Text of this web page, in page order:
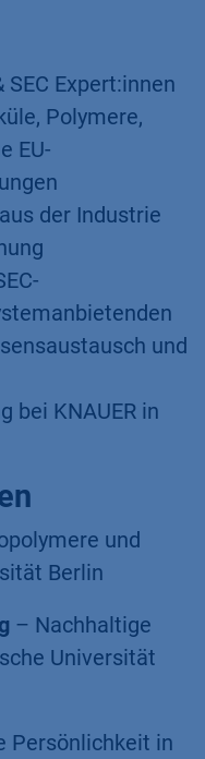
Expert:innen
Polymere,
EU-
der Industrie
und
bei KNAUER in
und
Berlin
– Nachhaltige
Universität
Persönlichkeit in